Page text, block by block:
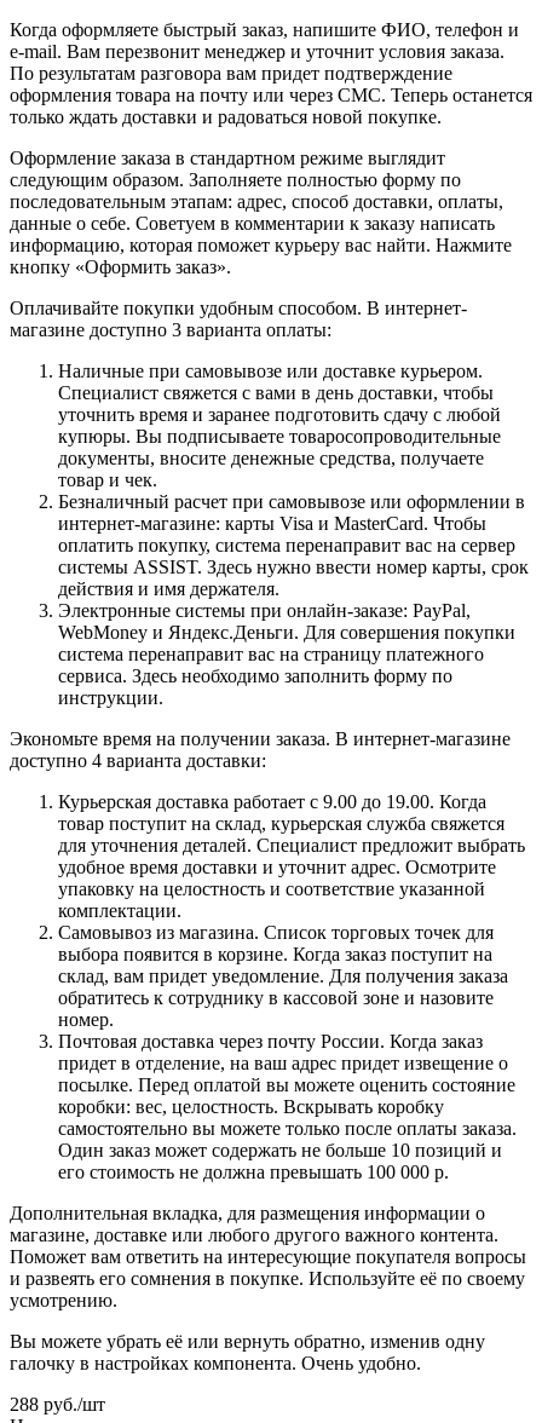
Когда оформляете быстрый заказ, напишите ФИО, телефон и
e-mail. Вам перезвонит менеджер и уточнит условия заказа.
По результатам разговора вам придет подтверждение
оформления товара на почту или через СМС. Теперь останется
только ждать доставки и радоваться новой покупке.
Оформление заказа в стандартном режиме выглядит
следующим образом. Заполняете полностью форму по
последовательным этапам: адрес, способ доставки, оплаты,
данные о себе. Советуем в комментарии к заказу написать
информацию, которая поможет курьеру вас найти. Нажмите
кнопку «Оформить заказ».
Оплачивайте покупки удобным способом. В интернет-
магазине доступно 3 варианта оплаты:
Наличные при самовывозе или доставке курьером.
Специалист свяжется с вами в день доставки, чтобы
уточнить время и заранее подготовить сдачу с любой
купюры. Вы подписываете товаросопроводительные
документы, вносите денежные средства, получаете
товар и чек.
Безналичный расчет при самовывозе или оформлении в
интернет-магазине: карты Visa и MasterCard. Чтобы
оплатить покупку, система перенаправит вас на сервер
системы ASSIST. Здесь нужно ввести номер карты, срок
действия и имя держателя.
Электронные системы при онлайн-заказе: PayPal,
WebMoney и Яндекс.Деньги. Для совершения покупки
система перенаправит вас на страницу платежного
сервиса. Здесь необходимо заполнить форму по
инструкции.
Экономьте время на получении заказа. В интернет-магазине
доступно 4 варианта доставки:
Курьерская доставка работает с 9.00 до 19.00. Когда
товар поступит на склад, курьерская служба свяжется
для уточнения деталей. Специалист предложит выбрать
удобное время доставки и уточнит адрес. Осмотрите
упаковку на целостность и соответствие указанной
комплектации.
Самовывоз из магазина. Список торговых точек для
выбора появится в корзине. Когда заказ поступит на
склад, вам придет уведомление. Для получения заказа
обратитесь к сотруднику в кассовой зоне и назовите
номер.
Почтовая доставка через почту России. Когда заказ
придет в отделение, на ваш адрес придет извещение о
посылке. Перед оплатой вы можете оценить состояние
коробки: вес, целостность. Вскрывать коробку
самостоятельно вы можете только после оплаты заказа.
Один заказ может содержать не больше 10 позиций и
его стоимость не должна превышать 100 000 р.
Дополнительная вкладка, для размещения информации о
магазине, доставке или любого другого важного контента.
Поможет вам ответить на интересующие покупателя вопросы
и развеять его сомнения в покупке. Используйте её по своему
усмотрению.
Вы можете убрать её или вернуть обратно, изменив одну
галочку в настройках компонента. Очень удобно.
288 руб./шт